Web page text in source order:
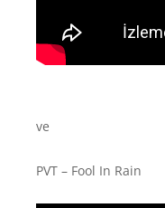
ve
PVT – Fool In Rain